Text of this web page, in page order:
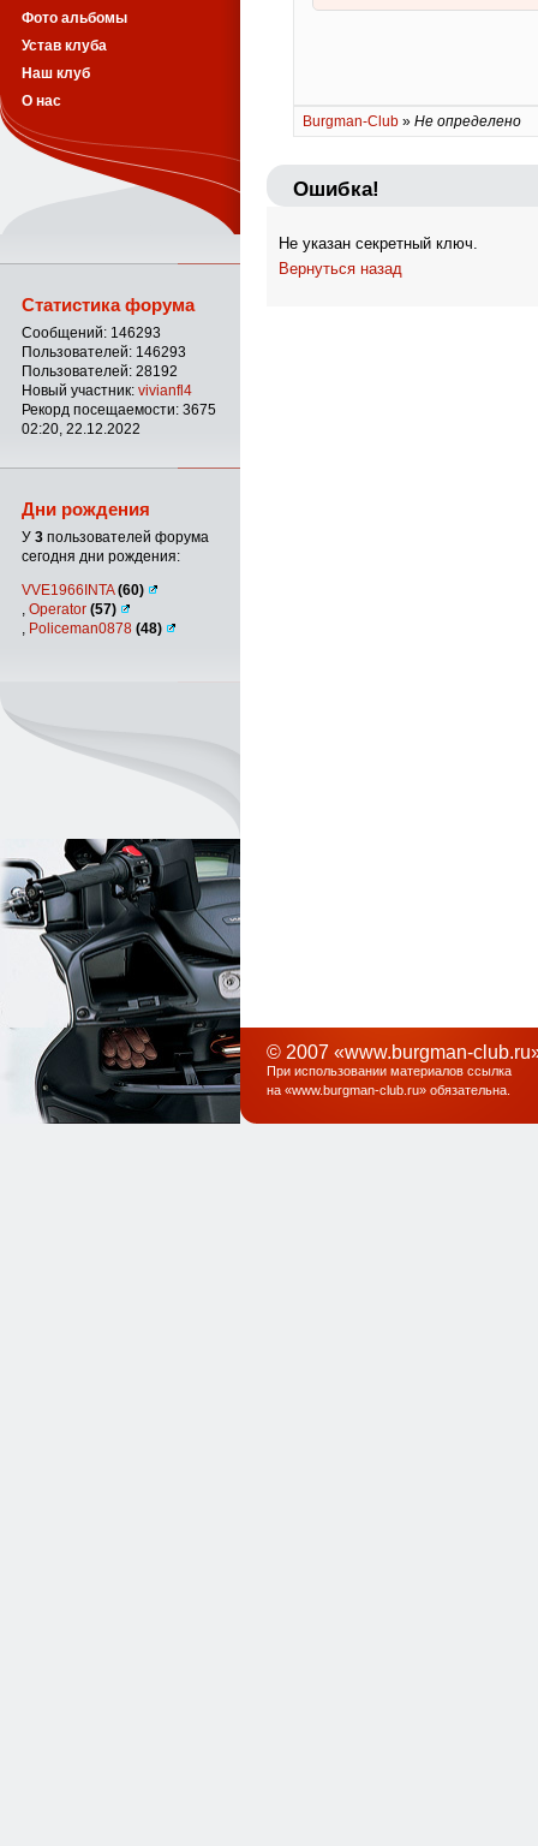
Burgman-Club » Не определено
Ошибка!
Не указан секретный ключ.
Вернуться назад
Фото альбомы
Устав клуба
Наш клуб
О нас
Статистика форума
Сообщений: 146293
Пользователей: 146293
Пользователей: 28192
Новый участник: vivianfl4
Рекорд посещаемости: 3675
02:20, 22.12.2022
Дни рождения
У 3 пользователей форума
сегодня дни рождения:
VVE1966INTA(60)
Operator (57)
Policeman0878 (48)
© 2007 «www.burgman-
При использовании материалов ссылка
на «www.burgman-club.ru» обязательна